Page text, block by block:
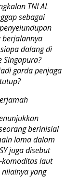
TNI AL
sebagai
berjalannya
dalang di
Singapura?
garda penjaga
berinisial
lama dalam
juga disebut
laut
yang